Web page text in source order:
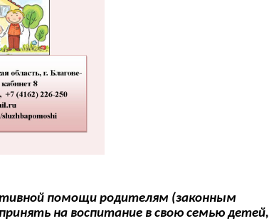
помощи родителям (законным
на воспитание в свою семью детей,